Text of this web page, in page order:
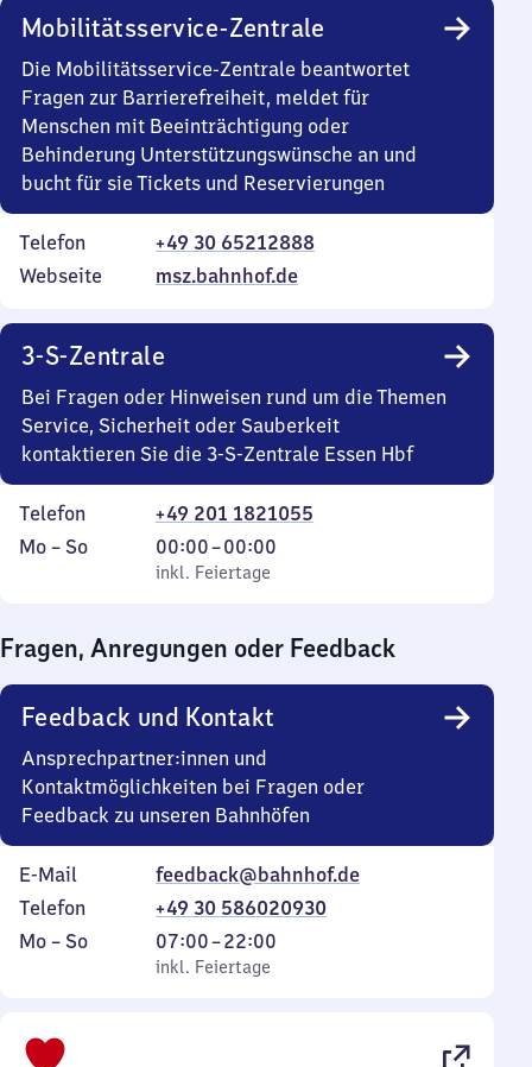
Mobilitätsservice-Zentrale
Die Mobilitätsservice-Zentrale beantwortet
Fragen zur Barrierefreiheit, meldet für
Menschen mit Beeinträchtigung oder
Behinderung Unterstützungswünsche an und
bucht für sie Tickets und Reservierungen
Telefon
+49 30 65212888
Webseite
msz.bahnhof.de
3-S-Zentrale
Bei Fragen oder Hinweisen rund um die Themen
Service, Sicherheit oder Sauberkeit
kontaktieren Sie die 3-S-Zentrale Essen Hbf
Telefon
+49 201 1821055
Montag
Mo – So,
inkl. Feiertage
00:00–00:00
Von
0
0
Uhr
inkl. Feiertage
Fragen, Anregungen oder Feedback
Feedback und Kontakt
Ansprechpartner:innen und
Kontaktmöglichkeiten bei Fragen oder
Feedback zu unseren Bahnhöfen
E-Mail
feedback@bahnhof.de
Telefon
+49 30 586020930
Montag
Mo – So,
inkl. Feiertage
07:00–22:00
Von
7
inkl. Feiertage